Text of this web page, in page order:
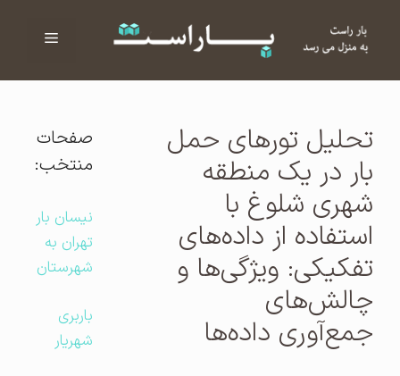
فهرست
تحلیل تورهای حمل
بار در یک منطقه
شهری شلوغ با
استفاده از داده‌های
تفکیکی: ویژگی‌ها و
چالش‌های
جمع‌آوری داده‌ها
صفحات
منتخب:
نیسان بار
تهران به
شهرستان
باربری
شهریار